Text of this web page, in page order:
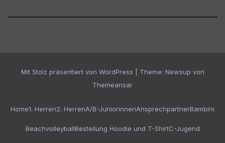
Mit Stolz präsentiert von WordPress Theme: Newsup von
Themeansar
Home1. Herren2. HerrenA/B-JuniorinnenAnsprechpartnerBambini
BeachvolleyballBestellung Hoodie und T-ShirtC-Jugend